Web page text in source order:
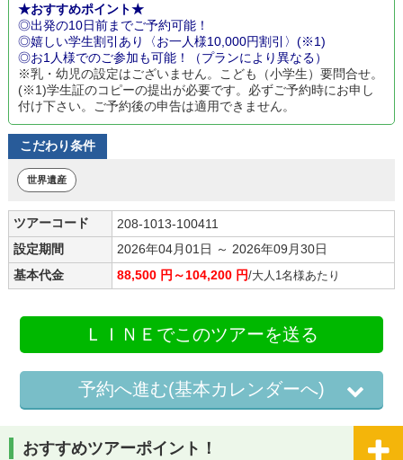
★おすすめポイント★
◎出発の10日前までご予約可能！
◎嬉しい学生割引あり〈お一人様10,000円割引〉(※1)
◎お1人様でのご参加も可能！（プランにより異なる）
※乳・幼児の設定はございません。こども（小学生）要問合せ。
(※1)学生証のコピーの提出が必要です。必ずご予約時にお申し
付け下さい。ご予約後の申告は適用できません。
こだわり条件
世界遺産
ツアーコード
208-1013-100411
設定期間
2026年04月01日 ～ 2026年09月30日
基本代金
88,500 円～104,200 円/大人1名様あたり
ＬＩＮＥでこのツアーを送る
予約へ進む(基本カレンダーへ)
おすすめツアーポイント！